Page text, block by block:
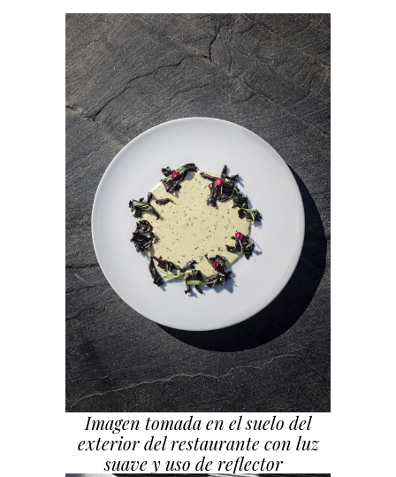
Imagen tomada en el suelo del
exterior del restaurante con luz
suave y uso de reflector